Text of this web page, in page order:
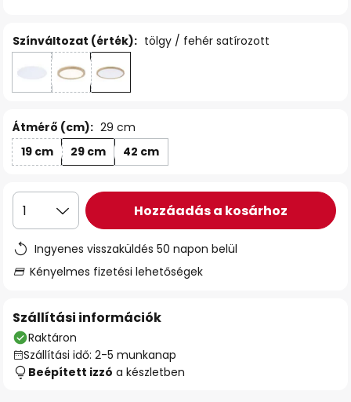
Színváltozat (érték): tölgy / fehér satírozott
Átmérő (cm): 29 cm
19 cm
29 cm 42 cm
1 Hozzáadás a kosárhoz
Ingyenes visszaküldés 50 napon belül
Kényelmes fizetési lehetőségek
Szállítási információk
Raktáron
Szállítási idő: 2-5 munkanap
Beépített izzó a készletben